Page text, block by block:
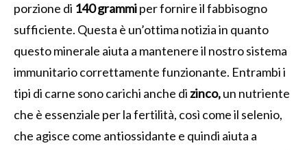
porzione di 140 grammiper fornire il fabbisogno
sufficiente. Questa è un’ottima notizia in quanto
questo minerale aiuta a mantenere il nostro sistema
immunitario correttamente funzionante. Entrambi i
tipi di carne sono carichi anche dizinco,un nutriente
che è essenziale per la fertilità, così come il selenio,
che agisce come antiossidante e quindi aiuta a